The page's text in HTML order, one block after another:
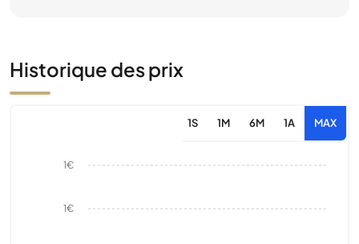
Historique des prix
1S 1M 6M 1A MAX
1€
1€